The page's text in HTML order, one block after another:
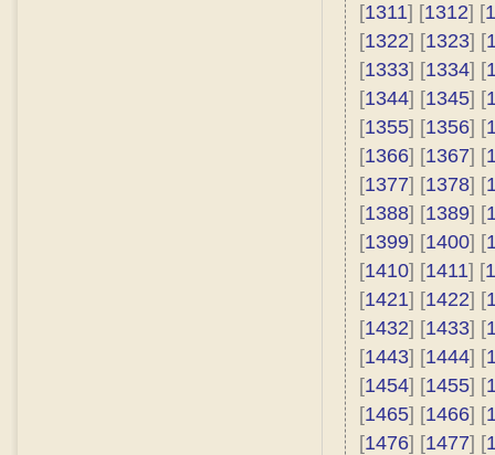
[1311] [1312] [
[1322] [1323] [
[1333] [1334] [
[1344] [1345] [
[1355] [1356] [
[1366] [1367] [
[1377] [1378] [
[1388] [1389] [
[1399] [1400] [
[1410] [1411] [
[1421] [1422] [
[1432] [1433] [
[1443] [1444] [
[1454] [1455] [
[1465] [1466] [
[1476] [1477] [